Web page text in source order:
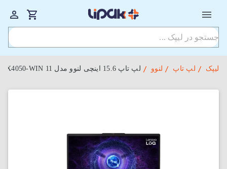
لیپک لپ تاپ لنوو لپ‌ تاپ 15.6 اینچی لنوو مدل LOQ 15IAX9E-9US i5-12450HX-8GB-512GBSSD-6GB RTX4050-WIN 11